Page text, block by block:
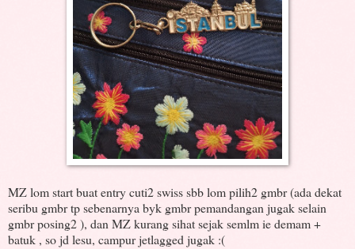
MZ lom start buat entry cuti2 swiss sbb lom pilih2 gmbr (ada dekat
seribu gmbr tp sebenarnya byk gmbr pemandangan jugak selain
gmbr posing2 ), dan MZ kurang sihat sejak semlm ie demam +
batuk , so jd lesu, campur jetlagged jugak :(